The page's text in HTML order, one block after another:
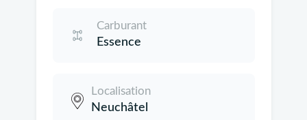
Carburant
Essence
Localisation
Neuchâtel